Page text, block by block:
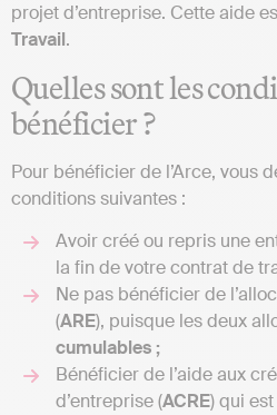
projet d’entreprise. Cette aide
Travail.
Quelles sont les
bénéficier ?
Pour bénéficier de l’Arce, vous
conditions suivantes :
Avoir créé ou repris une
la fin de votre contrat de
Ne pas bénéficier de
(ARE), puisque les deux
cumulables ;
Bénéficier de l’aide aux
d’entreprise (ACRE) qui